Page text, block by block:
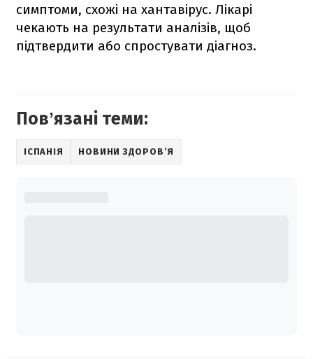
симптоми, схожі на хантавірус. Лікарі
чекають на результати аналізів, щоб
підтвердити або спростувати діагноз.
Повʼязані теми:
ІСПАНІЯ НОВИНИ ЗДОРОВ’Я